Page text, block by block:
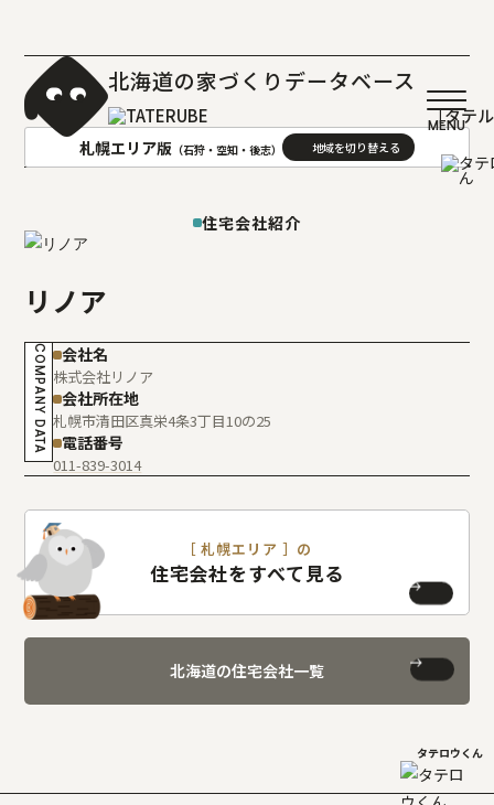
北海道の家づくりデータベース
［タテ
札幌エリア版 （石狩・空知・後志）
函館(渡島･檜山)版
室蘭(胆振･日高)版
釧路(釧路･根室)版
北見(オホーツク)版
住宅会社紹介
リノア
COMPANY DATA 会社名
株式会社リノア
会社所在地
札幌市清田区真栄4条3丁目10の25
電話番号
011-839-3014
［ 札幌エリア ］の
住宅会社をすべて見る
北海道の住宅会社一覧
タテロウくん